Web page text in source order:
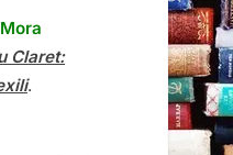
Claret:
.